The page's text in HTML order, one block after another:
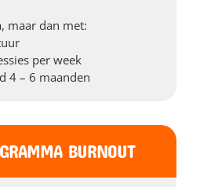
maar dan met:
per week
4 – 6 maanden
BURNOUT